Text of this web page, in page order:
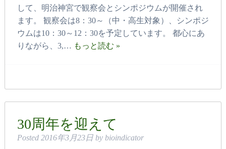
して、明治神宮で観察会とシンポジウムが開催され
ます。 観察会は8：30～（中・高生対象）、シンポジ
ウムは10：30～12：30を予定しています。 都心にあ
りながら、3,… もっと読む »
30周年を迎えて
Posted 2016年3月23日 by bioindicator